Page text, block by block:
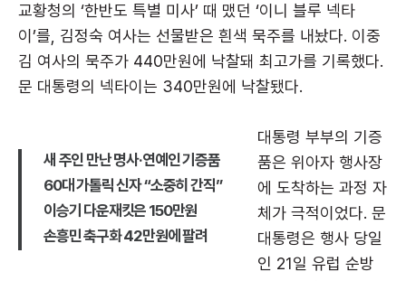
교황청의 ‘한반도 특별 미사’ 때 맸던 ‘이니 블루 넥타
이’를, 김정숙 여사는 선물받은 흰색 묵주를 내놨다. 이중
김 여사의 묵주가 440만원에 낙찰돼 최고가를 기록했다.
문 대통령의 넥타이는 340만원에 낙찰됐다.
새 주인 만난 명사·연예인 기증품
60대 가톨릭 신자 “소중히 간직”
이승기 다운재킷은 150만원
손흥민 축구화 42만원에 팔려
대통령 부부의 기증
품은 위아자 행사장
에 도착하는 과정 자
체가 극적이었다. 문
대통령은 행사 당일
인 21일 유럽 순방